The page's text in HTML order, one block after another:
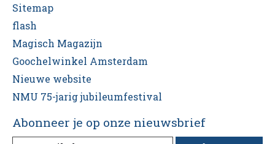
Sitemap
flash
Magisch Magazijn
Goochelwinkel Amsterdam
Nieuwe website
NMU 75-jarig jubileumfestival
Abonneer je op onze nieuwsbrief